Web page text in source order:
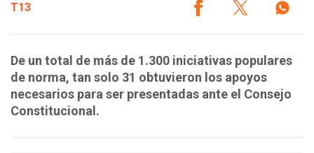
T13
De un total de más de 1.300 iniciativas populares
de norma, tan solo 31 obtuvieron los apoyos
necesarios para ser presentadas ante el Consejo
Constitucional.